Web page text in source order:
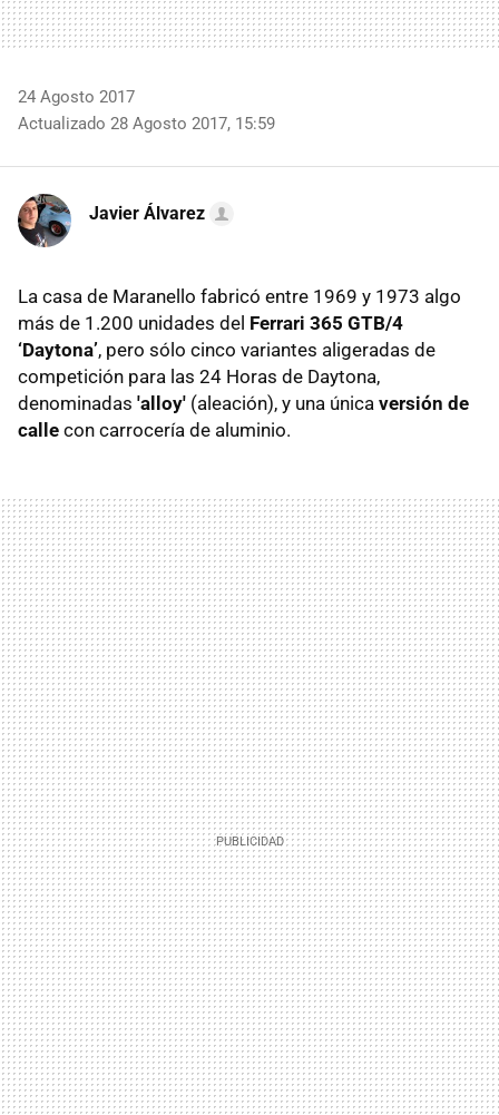
24 Agosto 2017
Actualizado 28 Agosto 2017, 15:59
Javier Álvarez
La casa de Maranello fabricó entre 1969 y 1973 algo
más de 1.200 unidades del Ferrari 365 GTB/4
‘Daytona’, pero sólo cinco variantes aligeradas de
competición para las 24 Horas de Daytona,
denominadas 'alloy' (aleación), y una única versión de
calle con carrocería de aluminio.